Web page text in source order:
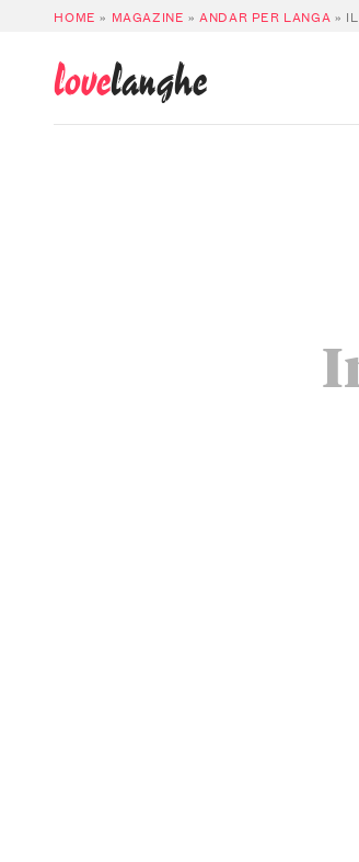
HOME » MAGAZINE »ANDAR PER LANGA »
lovelanghe